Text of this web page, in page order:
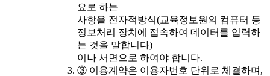
요로 하는
사항을 전자적방식(교육정보원의 컴퓨터 등
정보처리 장치에 접속하여 데이터를 입력하
는 것을 말합니다)
이나 서면으로 하여야 합니다.
③ 이용계약은 이용자번호 단위로 체결하며,